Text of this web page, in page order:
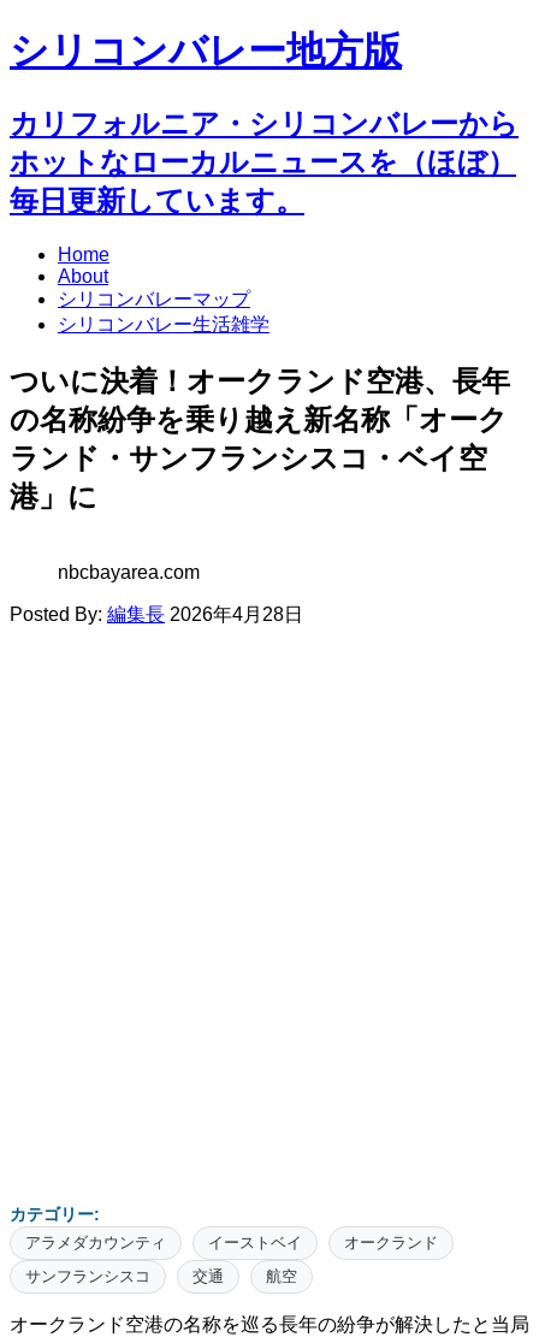
シリコンバレー地方版
カリフォルニア・シリコンバレーから
ホットなローカルニュースを（ほぼ）
毎日更新しています。
Home
About
シリコンバレーマップ
シリコンバレー生活雑学
ついに決着！オークランド空港、長年
の名称紛争を乗り越え新名称「オーク
ランド・サンフランシスコ・ベイ空
港」に
nbcbayarea.com
Posted By: 編集長 2026年4月28日
カテゴリー:
アラメダカウンティ イーストベイ
オークランド
サンフランシスコ
交通 航空
オークランド空港の名称を巡る長年の紛争が解決したと当局